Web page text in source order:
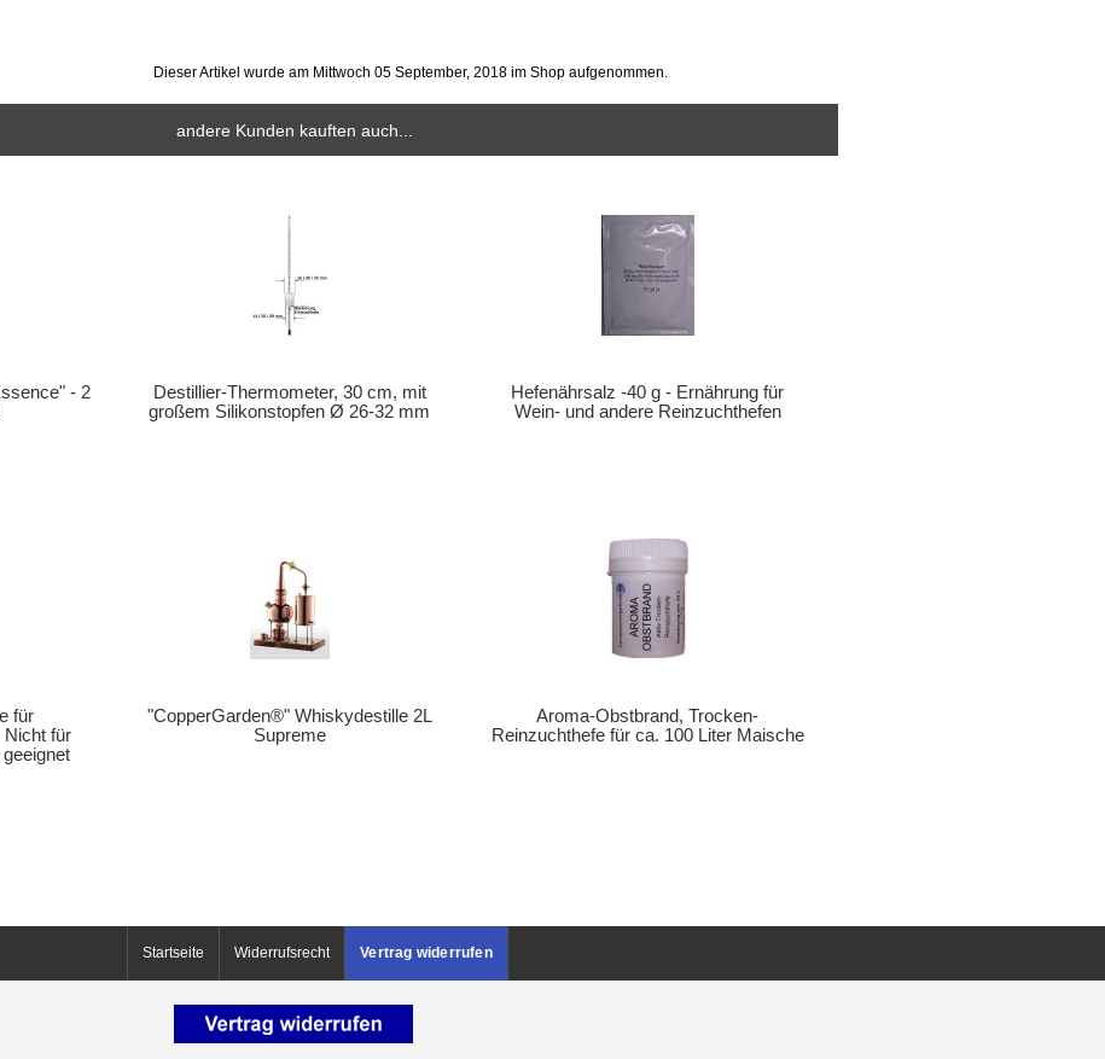
Dieser Artikel wurde am Mittwoch 05 September, 2018 im Shop aufgenommen.
andere Kunden kauften auch...
- 2
Destillier-Thermometer, 30 cm, mit
großem Silikonstopfen Ø 26-32 mm
Hefenährsalz -40 g - Ernährung für
Wein- und andere Reinzuchthefen
für
Nicht für
"CopperGarden®" Whiskydestille 2L
Supreme
Aroma-Obstbrand, Trocken-
Reinzuchthefe für ca. 100 Liter Maische
Startseite Widerrufsrecht Vertrag widerrufen